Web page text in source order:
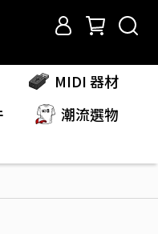
MIDI 器材
潮流選物